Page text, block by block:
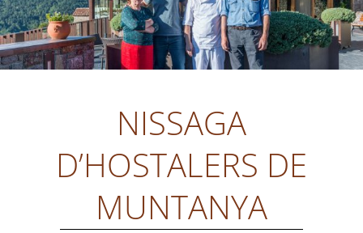
NISSAGA
D’HOSTALERS DE
MUNTANYA